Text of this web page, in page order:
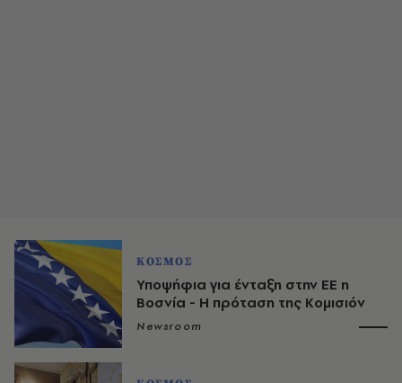
ΚΟΣΜΟΣ
Υποψήφια για ένταξη στην ΕΕ η
Βοσνία - Η πρόταση της Κομισιόν
Newsroom